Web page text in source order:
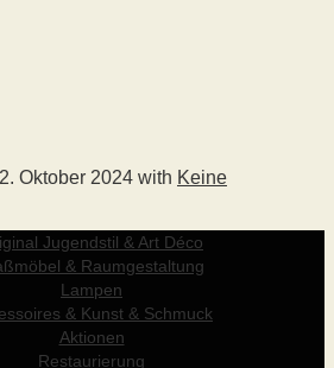
Oktober 2024 with Keine
Jugendstil & Art Déco
& Raumgestaltung
Lampen
& Kunst & Schmuck
Aktionen
Restaurierung